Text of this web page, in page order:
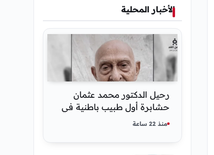
الأخبار المحلية
رحيل الدكتور محمد عثمان
حشابرة أول طبيب باطنية في
الحديدة
منذ 22 ساعة